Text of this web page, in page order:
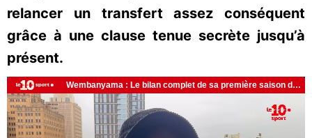
relancer un transfert assez conséquent
grâce à une clause tenue secrète jusqu’à
présent.